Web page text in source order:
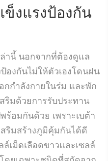
งแรงป้องกัน
านี้ นอกจากที่ต้องดูแล
งกันไม่ให้ตัวเองโดนฝน
กำลังกายในร่ม และพัก
ริมด้วยการรับประทาน
ร้อมกันด้วย เพราะเบต้า
ริมสร้างภูมิคุ้มกันได้ดี
ล์เม็ดเลือดขาวและเซลล์